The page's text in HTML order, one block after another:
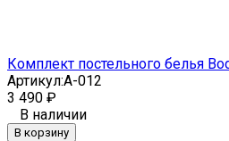
Комплект постельного белья
Артикул:A-012
3 490 ₽
В наличии
В корзину